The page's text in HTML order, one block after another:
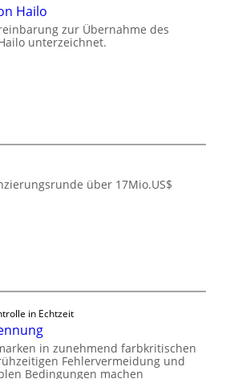
Hailo
zur Übernahme des
unterzeichnet.
über 17Mio.US$
in Echtzeit
in zunehmend farbkritischen
Fehlervermeidung und
Bedingungen machen